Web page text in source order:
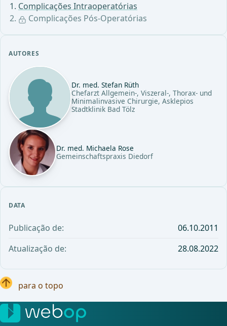
Complicações Intraoperatórias
Complicações Pós-Operatórias
AUTORES
Dr. med. Stefan Rüth
Chefarzt Allgemein-, Viszeral-, Thorax- und
Minimalinvasive Chirurgie, Asklepios
Stadtklinik Bad Tölz
Dr. med. Michaela Rose
Gemeinschaftspraxis Diedorf
DATA
Publicação de:
06.10.2011
Atualização de:
28.08.2022
para o topo